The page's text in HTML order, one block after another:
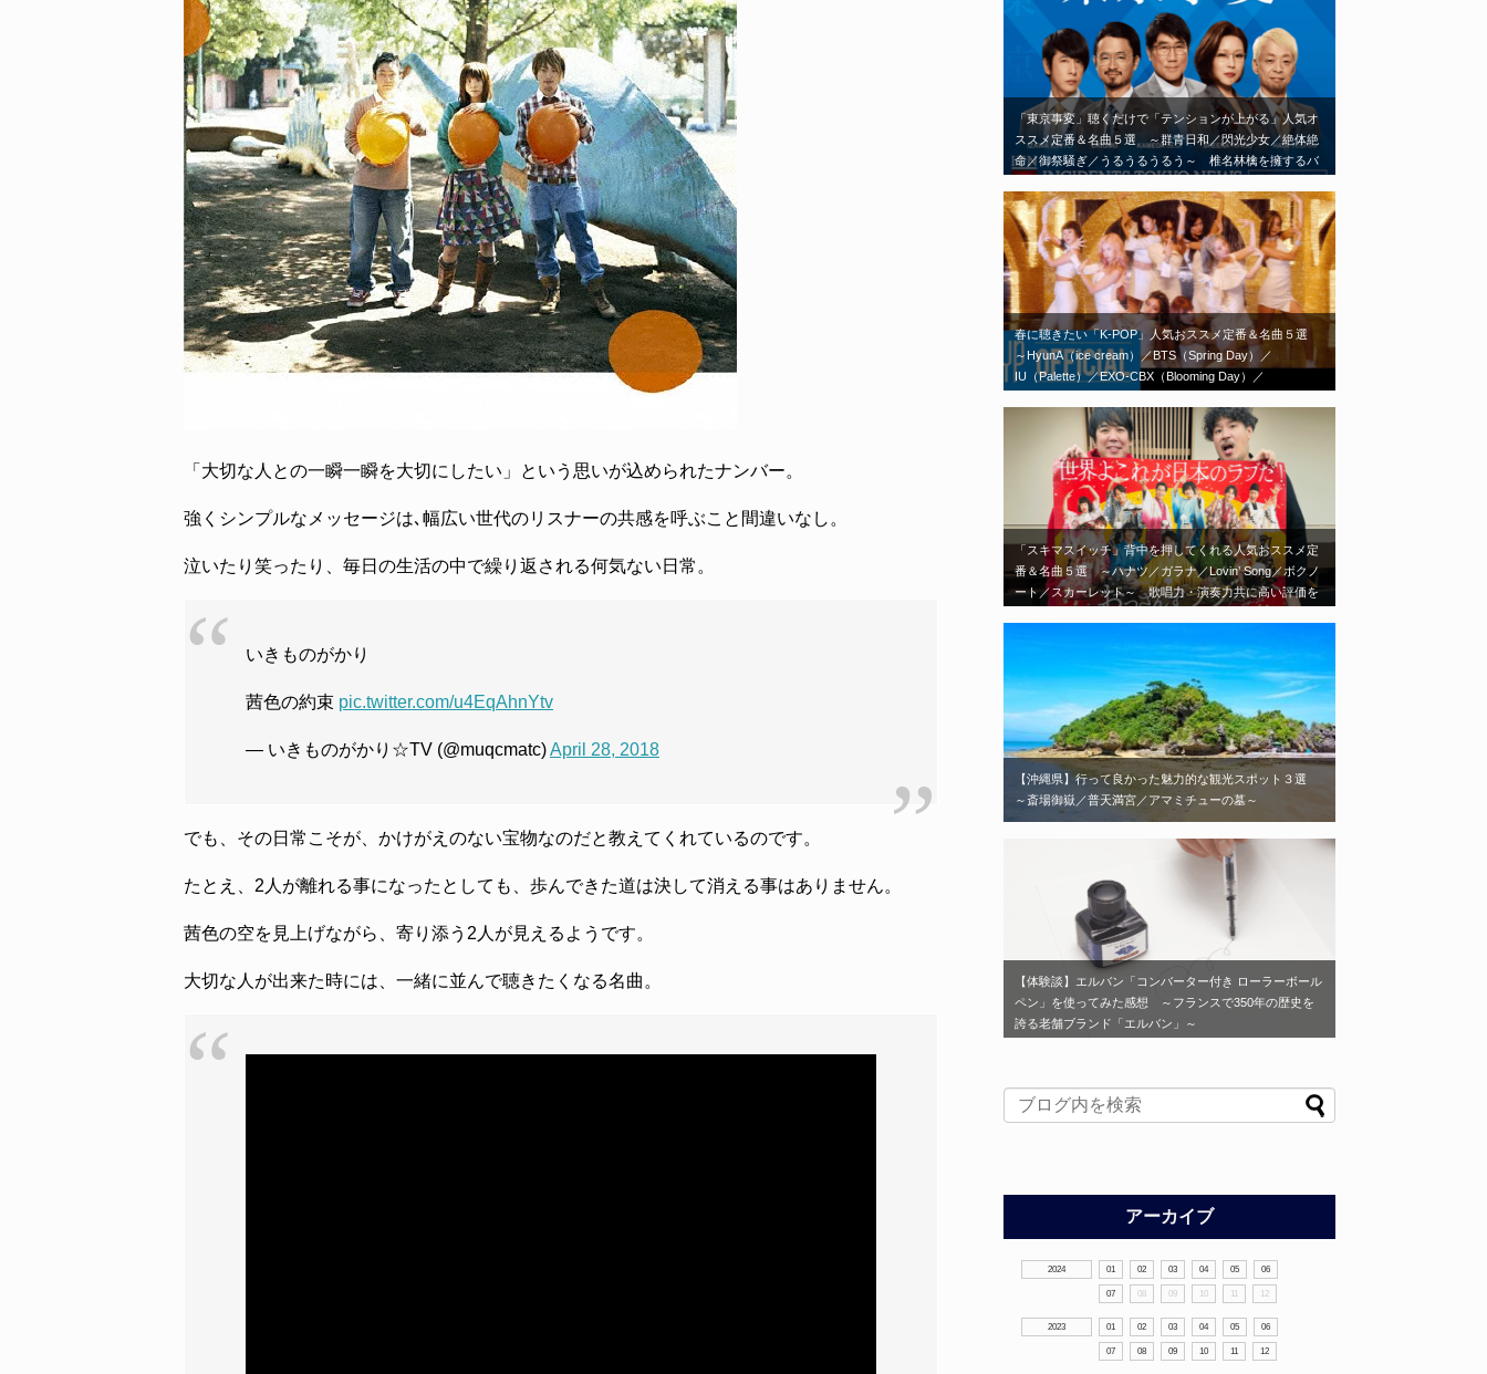
「大切な人との一瞬一瞬を大切にしたい」という思いが込められたナンバー。
強くシンプルなメッセージは､幅広い世代のリスナーの共感を呼ぶこと間違いなし。
泣いたり笑ったり、毎日の生活の中で繰り返される何気ない日常。
いきものがかり
茜色の約束 pic.twitter.com/u4EqAhnYtv
— いきものがかり☆TV (@muqcmatc)April 28, 2018
でも、その日常こそが、かけがえのない宝物なのだと教えてくれているのです。
たとえ、2人が離れる事になったとしても、歩んできた道は決して消える事はありません。
茜色の空を見上げながら、寄り添う2人が見えるようです。
大切な人が出来た時には、一緒に並んで聴きたくなる名曲。
「東京事変」聴くだけで「テンションが上がる」人気オ
ススメ定番＆名曲５選 ～群青日和／閃光少女／絶体絶
命／御祭騒ぎ／うるうるうるう～ 椎名林檎を擁するバ
春に聴きたい「K-POP」人気おススメ定番＆名曲５選
～HyunA（ice cream）／BTS（Spring Day）／
IU（Palette）／EXO-CBX（Blooming Day）／
神曲はこれだ！
「スキマスイッチ」背中を押してくれる人気おススメ定
番＆名曲５選 ～ハナツ／ガラナ／Lovin’ Song／ボクノ
ート／スカーレット～ 歌唱力・演奏力共に高い評価を
【沖縄県】行って良かった魅力的な観光スポット３選
～斎場御嶽／普天満宮／アマミチューの墓～
【体験談】エルバン「コンバーター付き ローラーボール
ペン」を使ってみた感想 ～フランスで350年の歴史を
誇る老舗ブランド「エルバン」～
アーカイブ
2024 01 02 03 04 05 06
07 08 09 10 11 12
2023 01 02 03 04 05 06
07 08 09 10 11 12